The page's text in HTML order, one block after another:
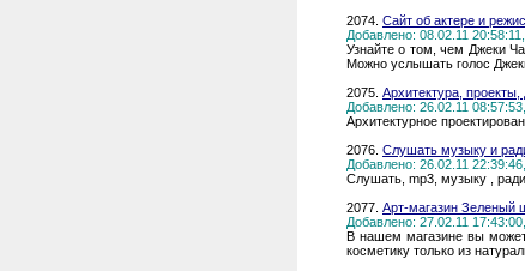
2074. Сайт об актере и
Добавлено: 08.02.11
Узнайте о том, чем Джеки
Можно услышать голос
2075. Архитектура,
Добавлено: 26.02.11
Архитектурное
2076. Слушать музыку и
Добавлено: 26.02.11
Слушать, mp3, музыку ,
2077. Арт-магазин Зеленый
Добавлено: 27.02.11
В нашем магазине вы
косметику только из